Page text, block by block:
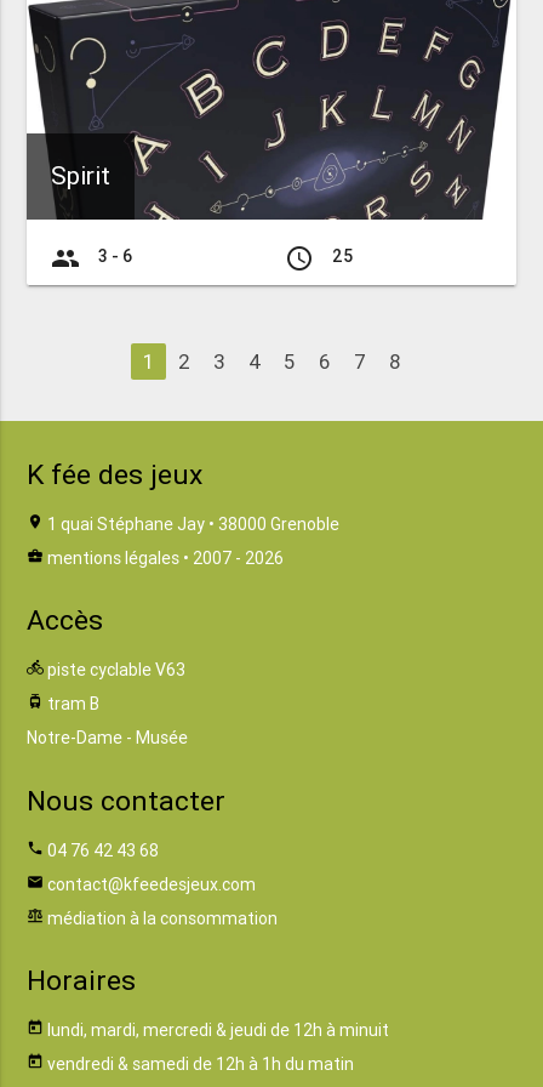
Spirit
group 3 - 6 access_time 25
1 2 3 4 5 6 7 8
K fée des jeux
location_on 1 quai Stéphane Jay • 38000 Grenoble
business_center mentions légales • 2007 - 2026
Accès
directions_bike piste cyclable V63
tram tram B
Notre-Dame - Musée
Nous contacter
phone 04 76 42 43 68
email contact@kfeedesjeux.com
balance médiation à la consommation
Horaires
today lundi, mardi, mercredi & jeudi de 12h à minuit
today vendredi & samedi de 12h à 1h du matin